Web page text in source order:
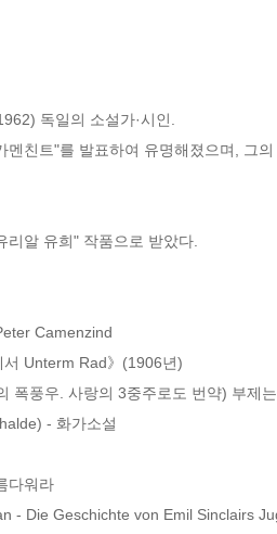
독일의 소설가·시인.
멘친트"를 발표하여 유명해졌으며, 그
리알 유희" 작품으로 받았다.
Camenzind
Unterm Rad》(1906년)
폭풍우. 사랑의 3중주로도 번약) 부제
- 화가소설
다워라
- Die Geschichte von Emil Sinclairs